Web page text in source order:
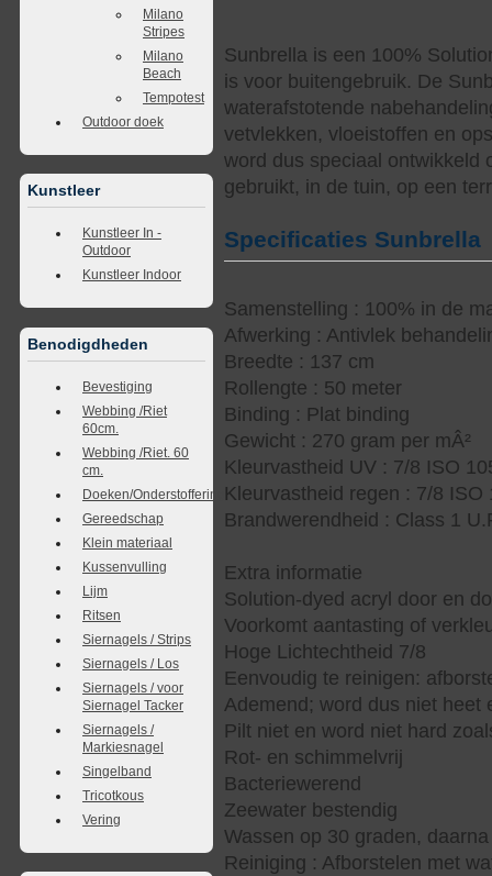
Milano
Stripes
Milano
Beach
Tempotest
Outdoor doek
Kunstleer
Kunstleer In -
Outdoor
Kunstleer Indoor
Benodigdheden
Bevestiging
Webbing /Riet
60cm.
Webbing /Riet. 60
cm.
Doeken/Onderstoffering
Gereedschap
Klein materiaal
Kussenvulling
Lijm
Ritsen
Siernagels / Strips
Siernagels / Los
Siernagels / voor
Siernagel Tacker
Siernagels /
Markiesnagel
Singelband
Tricotkous
Vering
Sunbrella is een 100%
is voor buitengebruik. De
waterafstotende
vetvlekken, vloeistoffen en
word dus speciaal ontwikkeld
gebruikt, in de tuin, op een
Specificaties Sunbrella
Samenstelling : 100% in de
Afwerking : Antivlek
Breedte : 137 cm
Rollengte : 50 meter
Binding : Plat binding
Gewicht : 270 gram per mÂ²
Kleurvastheid UV : 7/8 ISO
Kleurvastheid regen : 7/8 ISO
Brandwerendheid : Class 1
Extra informatie
Solution-dyed acryl door en
Voorkomt aantasting of
Hoge Lichtechtheid 7/8
Eenvoudig te reinigen:
Ademend; word dus niet heet
Pilt niet en word niet hard
Rot- en schimmelvrij
Bacteriewerend
Zeewater bestendig
Wassen op 30 graden,
Reiniging : Afborstelen met